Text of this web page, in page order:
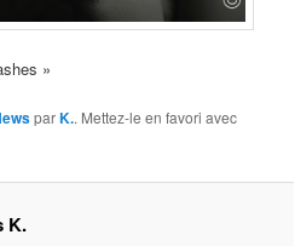
»
parK.. Mettez-le en favori avec
K.